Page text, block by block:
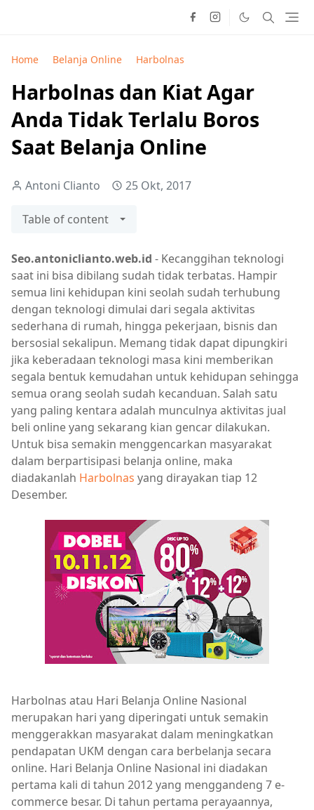
Home Belanja Online Harbolnas
Harbolnas dan Kiat Agar
Anda Tidak Terlalu Boros
Saat Belanja Online
Antoni Clianto 25 Okt, 2017
Table of content
Seo.antoniclianto.web.id - Kecanggihan teknologi
saat ini bisa dibilang sudah tidak terbatas. Hampir
semua lini kehidupan kini seolah sudah terhubung
dengan teknologi dimulai dari segala aktivitas
sederhana di rumah, hingga pekerjaan, bisnis dan
bersosial sekalipun. Memang tidak dapat dipungkiri
jika keberadaan teknologi masa kini memberikan
segala bentuk kemudahan untuk kehidupan sehingga
semua orang seolah sudah kecanduan. Salah satu
yang paling kentara adalah munculnya aktivitas jual
beli online yang sekarang kian gencar dilakukan.
Untuk bisa semakin menggencarkan masyarakat
dalam berpartisipasi belanja online, maka
diadakanlah Harbolnas yang dirayakan tiap 12
Desember.
Harbolnas atau Hari Belanja Online Nasional
merupakan hari yang diperingati untuk semakin
menggerakkan masyarakat dalam meningkatkan
pendapatan UKM dengan cara berbelanja secara
online. Hari Belanja Online Nasional ini diadakan
pertama kali di tahun 2012 yang menggandeng 7 e-
commerce besar. Di tahun pertama perayaannya,